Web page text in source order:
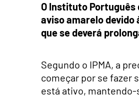
O Instituto Português
aviso amarelo
que se deverá
Segundo o IPMA, a
começar por se fazer
está ativo, mantendo-